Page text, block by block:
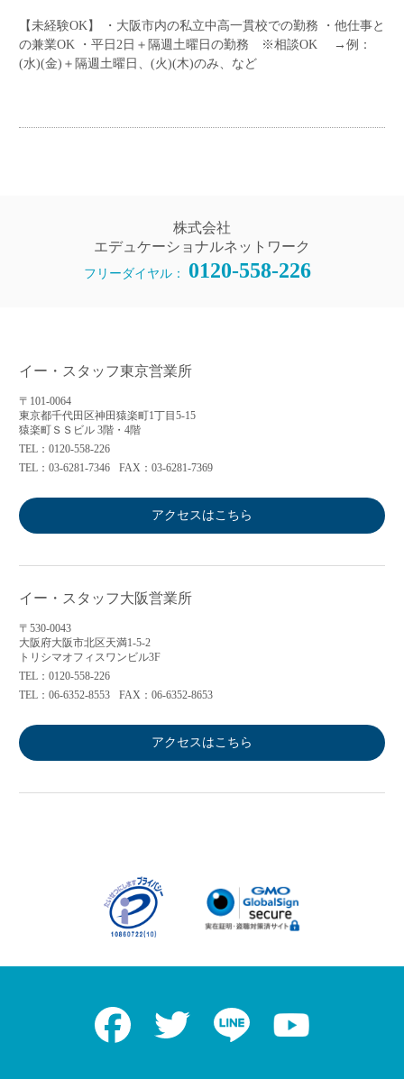
【未経験OK】 ・大阪市内の私立中高一貫校での勤務 ・他仕事と
の兼業OK ・平日2日＋隔週土曜日の勤務 ※相談OK →例：
(水)(金)＋隔週土曜日、(火)(木)のみ、など
株式会社
エデュケーショナルネットワーク
フリーダイヤル： 0120-558-226
イー・スタッフ東京営業所
〒101-0064
東京都千代田区神田猿楽町1丁目5-15
猿楽町ＳＳビル 3階・4階
TEL：0120-558-226
TEL：03-6281-7346
FAX：03-6281-7369
アクセスはこちら
イー・スタッフ大阪営業所
〒530-0043
大阪府大阪市北区天満1-5-2
トリシマオフィスワンビル3F
TEL：0120-558-226
TEL：06-6352-8553
FAX：06-6352-8653
アクセスはこちら
Facebook Twitter LINE